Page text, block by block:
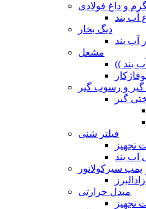
و داغ فولادی
آب بند
دیگ بخار
آب بند
مشعل
بند ))
و رسوب گیر
گیر
فیلتر شنی
تجهیز
اب بند
پمپ سیرکولاتور
مبدل حرارتی
تجهیز